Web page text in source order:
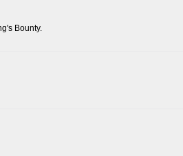
Bounty.